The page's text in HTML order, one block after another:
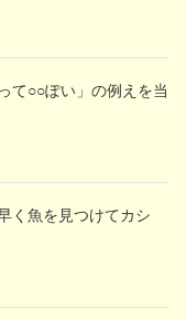
て○○ぽい」の例えを当
く魚を見つけてカシ